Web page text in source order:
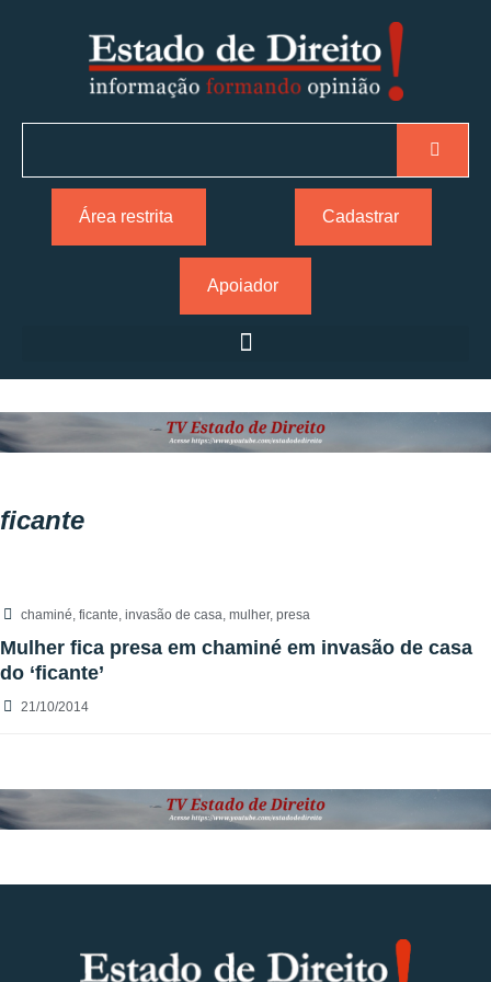
Área restrita Cadastrar
Apoiador
ficante
chaminé, ficante, invasão de casa, mulher, presa
Mulher fica presa em chaminé em invasão de casa
do ‘ficante’
21/10/2014